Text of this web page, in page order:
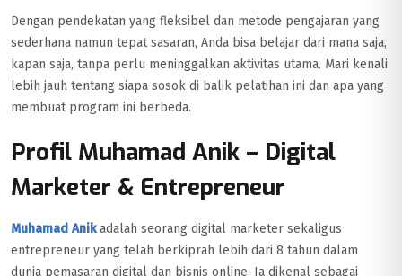
Dengan pendekatan yang fleksibel dan metode pengajaran yang
sederhana namun tepat sasaran, Anda bisa belajar dari mana saja,
kapan saja, tanpa perlu meninggalkan aktivitas utama. Mari kenali
lebih jauh tentang siapa sosok di balik pelatihan ini dan apa yang
membuat program ini berbeda.
Profil Muhamad Anik – Digital
Marketer & Entrepreneur
Muhamad Anikadalah seorang digital marketer sekaligus
entrepreneur yang telah berkiprah lebih dari 8 tahun dalam
dunia pemasaran digital dan bisnis online. Ia dikenal sebagai